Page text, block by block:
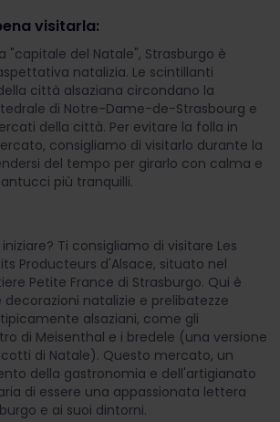
visitarla:
"capitale del Natale", Strasburgo è
natalizia. Le scintillanti
città alsaziana circondano la
di Notre-Dame-de-Strasbourg e
della città. Per evitare la folla in
consigliamo di visitarlo durante la
del tempo per girarlo con calma e
più tranquilli.
Ti consigliamo di visitare Les
Producteurs d'Alsace, situato nel
Petite France di Strasburgo. Qui è
decorazioni natalizie e prelibatezze
alsaziani, come gli
di Meisenthal e i bredele (una versione
di Natale). Questo mercato, un
della gastronomia e dell'artigianato
di essere una appassionata lettera
e ai suoi dintorni.